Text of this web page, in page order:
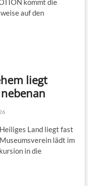
kommt die
auf den
liegt
Land liegt fast
lädt im
in die